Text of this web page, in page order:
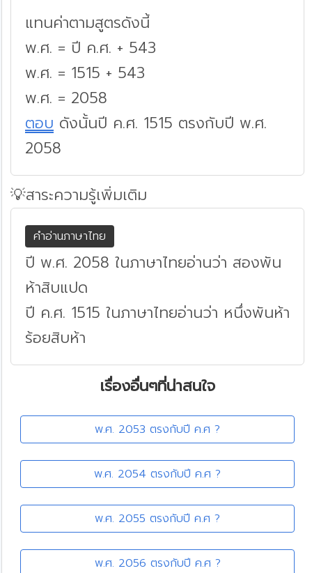
แทนค่าตามสูตรดังนี้
พ.ศ. = ปี ค.ศ. + 543
พ.ศ. = 1515 + 543
พ.ศ. = 2058
ตอบ ดังนั้นปี ค.ศ. 1515 ตรงกับปี พ.ศ.
2058
💡สาระความรู้เพิ่มเติม
คำอ่านภาษาไทย
ปี พ.ศ. 2058 ในภาษาไทยอ่านว่า สองพัน
ห้าสิบแปด
ปี ค.ศ. 1515 ในภาษาไทยอ่านว่า หนึ่งพันห้า
ร้อยสิบห้า
เรื่องอื่นๆที่น่าสนใจ
พ.ศ. 2053 ตรงกับปี ค.ศ ?
พ.ศ. 2054 ตรงกับปี ค.ศ ?
พ.ศ. 2055 ตรงกับปี ค.ศ ?
พ.ศ. 2056 ตรงกับปี ค.ศ ?